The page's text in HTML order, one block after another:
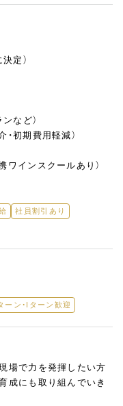
定）
など）
初期費用軽減）
ワインスクールあり）
社員割引あり
ーン・Iターン歓迎
場で力を発揮したい方
成にも取り組んでいき